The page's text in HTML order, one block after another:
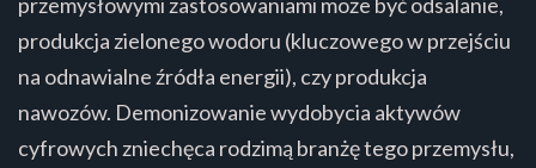
produkcja zielonego wodoru (kluczowego w przejściu
na odnawialne źródła energii), czy produkcja
nawozów. Demonizowanie wydobycia aktywów
cyfrowych zniechęca rodzimą branżę tego przemysłu,